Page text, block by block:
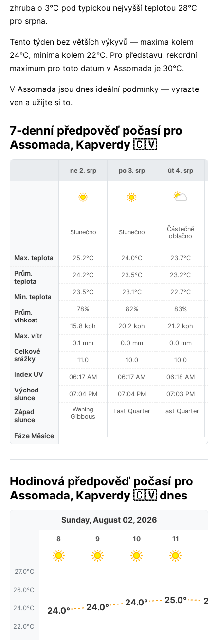
zhruba o 3°C pod typickou nejvyšší teplotou 28°C
pro srpna.
Tento týden bez větších výkyvů — maxima kolem
24°C, minima kolem 22°C. Pro představu, rekordní
maximum pro toto datum v Assomada je 30°C.
V Assomada jsou dnes ideální podmínky — vyrazte
ven a užijte si to.
7-denní předpověď počasí pro
Assomada, Kapverdy 🇨🇻
Max. teplota
Prům.
teplota
Min. teplota
Prům.
vlhkost
Max. vítr
Celkové
srážky
Index UV
Východ
slunce
Západ
slunce
Fáze Měsíce
ne 2. srp
Slunečno
25.2°C
24.2°C
23.5°C
78%
15.8 kph
0.1 mm
11.0
06:17 AM
07:04 PM
Waning
Gibbous
po 3. srp
Slunečno
24.0°C
23.5°C
23.1°C
82%
20.2 kph
0.0 mm
10.0
06:17 AM
07:04 PM
Last Quarter
út 4. srp
Částečně
oblačno
23.7°C
23.2°C
22.7°C
83%
21.2 kph
0.0 mm
10.0
06:18 AM
07:03 PM
Last Quarter
Hodinová předpověď počasí pro
Assomada, Kapverdy 🇨🇻 dnes
Sunday, August 02, 2026
27.0°C
26.0°C
24.0°C
22.0°C
8
24.0°
9
24.0°
10
24.0°
11
25.0°